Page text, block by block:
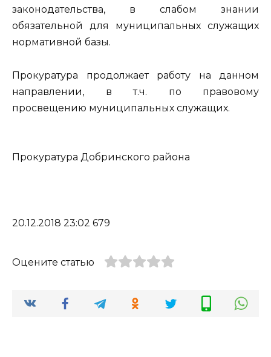
законодательства, в слабом знании
обязательной для муниципальных служащих
нормативной базы.
Прокуратура продолжает работу на данном
направлении, в т.ч. по правовому
просвещению муниципальных служащих.
Прокуратура Добринского района
20.12.2018 23:02 679
Оцените статью